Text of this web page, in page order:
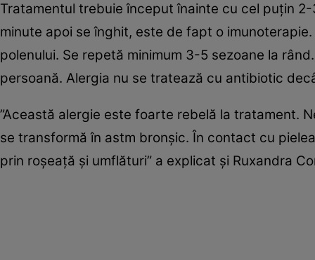
Tratamentul trebuie început înainte cu cel puţin
minute apoi se înghit, este de fapt o
polenului. Se repetă minimum 3-5 sezoane la
persoană. Alergia nu se tratează cu antibiotic
”Această alergie este foarte rebelă la tratament.
se transformă în astm bronşic. În contact cu
prin roşeaţă şi umflături” a explicat şi Ruxandra